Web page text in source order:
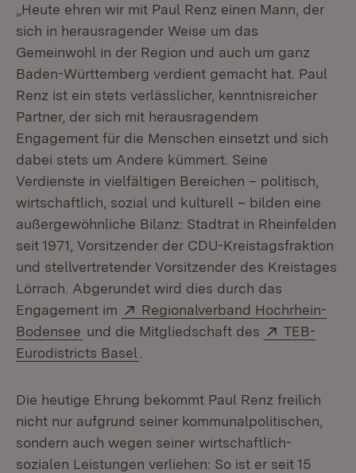
„Heute ehren wir mit Paul Renz einen Mann, der
sich in herausragender Weise um das
Gemeinwohl in der Region und auch um ganz
Baden-Württemberg verdient gemacht hat. Paul
Renz ist ein stets verlässlicher, kenntnisreicher
Partner, der sich mit herausragendem
Engagement für die Menschen einsetzt und sich
dabei stets um Andere kümmert. Seine
Verdienste in vielfältigen Bereichen – politisch,
wirtschaftlich, sozial und kulturell – bilden eine
außergewöhnliche Bilanz: Stadtrat in Rheinfelden
seit 1971, Vorsitzender der CDU-Kreistagsfraktion
und stellvertretender Vorsitzender des Kreistages
Lörrach. Abgerundet wird dies durch das
Engagement im
Extern:
Regionalverband Hochrhein-
Bodensee (Öffnet in neuem Fenster)
und die Mitgliedschaft des Extern:
TEB-
Eurodistricts Basel
Die heutige Ehrung bekommt Paul Renz freilich
nicht nur aufgrund seiner kommunalpolitischen,
sondern auch wegen seiner wirtschaftlich-
sozialen Leistungen verliehen: So ist er seit 15